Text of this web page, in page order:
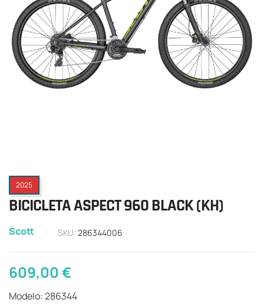
2025
BICICLETA ASPECT 960 BLACK (KH)
Scott SKU: 286344006
609,00€
Modelo: 286344